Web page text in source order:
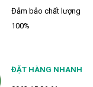
Đảm bảo chất lượng
100%
ĐẶT HÀNG NHANH